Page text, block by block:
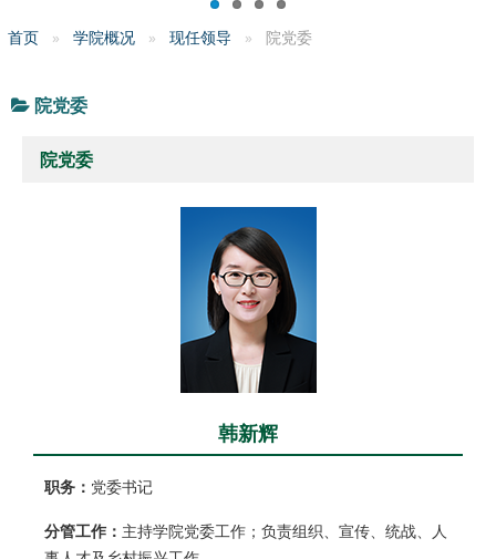
首页 学院概况 现任领导 院党委
院党委
院党委
韩新辉
职务： 党委书记
分管工作： 主持学院党委工作；负责组织、宣传、统战、人